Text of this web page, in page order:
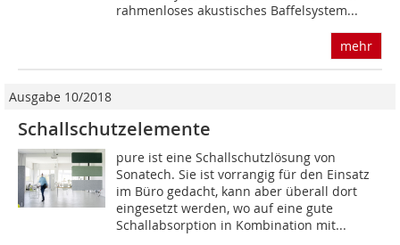
rahmenloses akustisches Baffelsystem...
mehr
Ausgabe 10/2018
Schallschutzelemente
pure ist eine Schallschutzlösung von
Sonatech. Sie ist vorrangig für den Einsatz
im Büro gedacht, kann aber überall dort
eingesetzt werden, wo auf eine gute
Schallabsorption in Kombination mit...